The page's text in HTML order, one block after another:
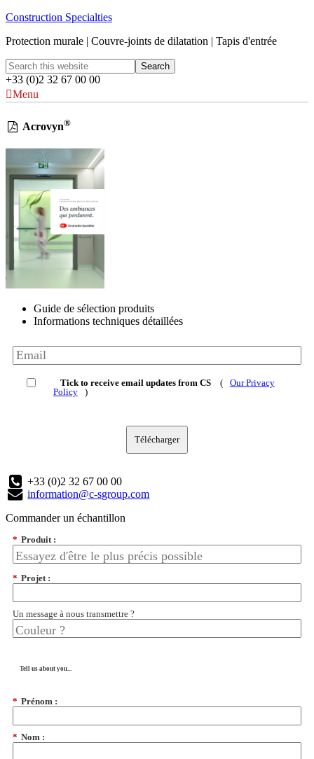
Construction Specialties
Protection murale | Couvre-joints de dilatation | Tapis d'entrée
+33 (0)2 32 67 00 00
Menu
Acrovyn®
Guide de sélection produits
Informations techniques détaillées
Tick to receive email updates from CS (
Our Privacy
Policy
)
Télécharger
+33 (0)2 32 67 00 00
information@c-sgroup.com
Commander un échantillon
* Produit :
* Projet :
Un message à nous transmettre ?
Tell us about you...
* Prénom :
* Nom :